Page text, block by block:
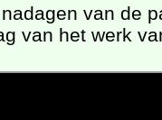
van de
van het werk